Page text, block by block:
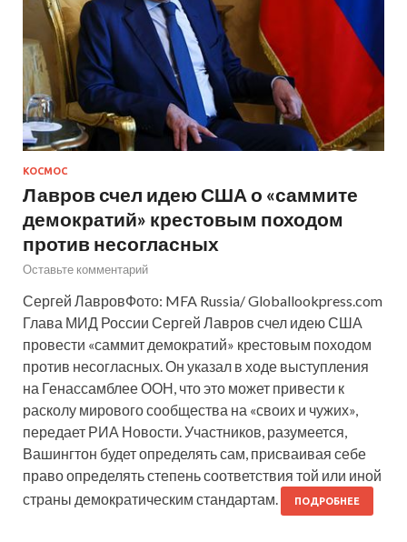
КОСМОС
Лавров счел идею США о «саммите
демократий» крестовым походом
против несогласных
Оставьте комментарий
Сергей ЛавровФото: MFA Russia/ Globallookpress.com
Глава МИД России Сергей Лавров счел идею США
провести «саммит демократий» крестовым походом
против несогласных. Он указал в ходе выступления
на Генассамблее ООН, что это может привести к
расколу мирового сообщества на «своих и чужих»,
передает РИА Новости. Участников, разумеется,
Вашингтон будет определять сам, присваивая себе
право определять степень соответствия той или иной
страны демократическим стандартам.
ПОДРОБНЕЕ